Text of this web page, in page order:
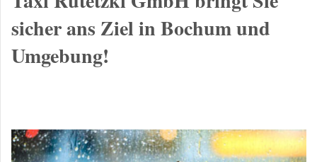
sicher ans Ziel in Bochum und
Umgebung!